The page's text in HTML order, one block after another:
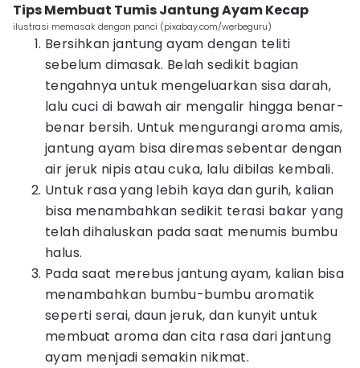
Tips Membuat Tumis Jantung Ayam Kecap
ilustrasi memasak dengan panci (pixabay.com/werbeguru)
Bersihkan jantung ayam dengan teliti
sebelum dimasak. Belah sedikit bagian
tengahnya untuk mengeluarkan sisa darah,
lalu cuci di bawah air mengalir hingga benar-
benar bersih. Untuk mengurangi aroma amis,
jantung ayam bisa diremas sebentar dengan
air jeruk nipis atau cuka, lalu dibilas kembali.
Untuk rasa yang lebih kaya dan gurih, kalian
bisa menambahkan sedikit terasi bakar yang
telah dihaluskan pada saat menumis bumbu
halus.
Pada saat merebus jantung ayam, kalian bisa
menambahkan bumbu-bumbu aromatik
seperti serai, daun jeruk, dan kunyit untuk
membuat aroma dan cita rasa dari jantung
ayam menjadi semakin nikmat.